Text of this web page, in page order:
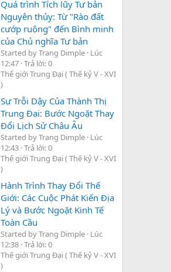
Quá trình Tích lũy Tư bản
Nguyên thủy: Từ "Rào đất
cướp ruộng" đến Bình minh
của Chủ nghĩa Tư bản
Started by Trang Dimple Lúc
12:47 Trả lời: 0
Thế giới Trung Đại ( Thế kỷ V - XVI
)
Sự Trỗi Dậy Của Thành Thị
Trung Đại: Bước Ngoặt Thay
Đổi Lịch Sử Châu Âu
Started by Trang Dimple Lúc
12:43 Trả lời: 0
Thế giới Trung Đại ( Thế kỷ V - XVI
)
Hành Trình Thay Đổi Thế
Giới: Các Cuộc Phát Kiến Địa
Lý và Bước Ngoặt Kinh Tế
Toàn Cầu
Started by Trang Dimple Lúc
12:38 Trả lời: 0
Thế giới Trung Đại ( Thế kỷ V - XVI
)